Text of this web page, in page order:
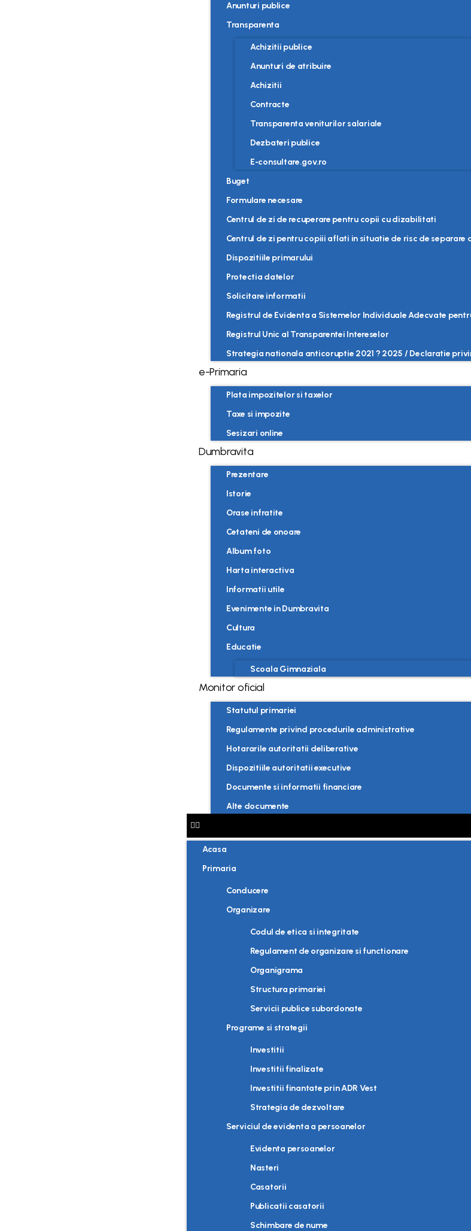
Anunturi publice
Transparenta
Achizitii publice
Anunturi de atribuire
Achizitii
Contracte
Transparenta veniturilor salariale
Dezbateri publice
E-consultare.gov.ro
Buget
Formulare necesare
Centrul de zi de recuperare pentru copii cu dizabilitati
Centrul de zi pentru copiii aflati in situatie de risc de separare
Dispozitiile primarului
Protectia datelor
Solicitare informatii
Registrul de Evidenta a Sistemelor Individuale Adecvate
Registrul Unic al Transparentei Intereselor
Strategia nationala anticoruptie 2021 ? 2025 / Declaratie
e-Primaria
Plata impozitelor si taxelor
Taxe si impozite
Sesizari online
Dumbravita
Prezentare
Istorie
Orase infratite
Cetateni de onoare
Album foto
Harta interactiva
Informatii utile
Evenimente in Dumbravita
Cultura
Educatie
Scoala Gimnaziala
Monitor oficial
Statutul primariei
Regulamente privind procedurile administrative
Hotararile autoritatii deliberative
Dispozitiile autoritatii executive
Documente si informatii financiare
Alte documente
Acasa
Primaria
Conducere
Organizare
Codul de etica si integritate
Regulament de organizare si functionare
Organigrama
Structura primariei
Servicii publice subordonate
Programe si strategii
Investitii
Investitii finalizate
Investitii finantate prin ADR Vest
Strategia de dezvoltare
Serviciul de evidenta a persoanelor
Evidenta persoanelor
Nasteri
Casatorii
Publicatii casatorii
Schimbare de nume